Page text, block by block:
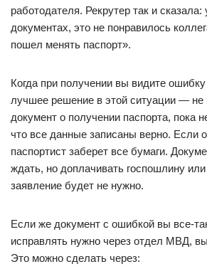
работодателя. Рекрутер так и
документах, это не понравилось
пошел менять паспорт».
Когда при получении вы видите
лучшее решение в этой ситуации — не
документ о получении паспорта, пока
что все данные записаны верно. Если
паспортист заберет все бумаги.
ждать, но доплачивать госпошлину
заявление будет не нужно.
Если же документ с ошибкой вы все-
исправлять нужно через отдел МВД,
Это можно сделать через: